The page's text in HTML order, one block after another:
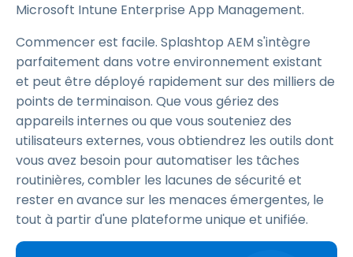
Microsoft Intune Enterprise App Management.
Commencer est facile. Splashtop AEM s'intègre
parfaitement dans votre environnement existant
et peut être déployé rapidement sur des milliers de
points de terminaison. Que vous gériez des
appareils internes ou que vous souteniez des
utilisateurs externes, vous obtiendrez les outils dont
vous avez besoin pour automatiser les tâches
routinières, combler les lacunes de sécurité et
rester en avance sur les menaces émergentes, le
tout à partir d'une plateforme unique et unifiée.